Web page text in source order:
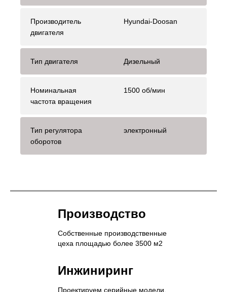
Производитель
двигателя
Hyundai-Doosan
Тип двигателя Дизельный
Номинальная
частота вращения
1500 об/мин
Тип регулятора
оборотов
электронный
Производство
Собственные производственные
цеха площадью более 3500 м2
Инжиниринг
Проектируем серийные модели,